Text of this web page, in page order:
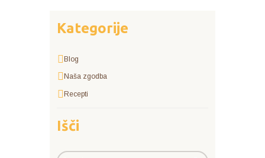
Kategorije
Blog
Naša zgodba
Recepti
Išči